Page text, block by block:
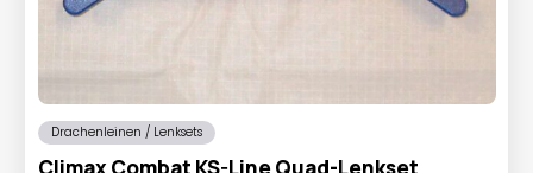
Drachenleinen / Lenksets
Climax Combat KS-Line Quad-Lenkset